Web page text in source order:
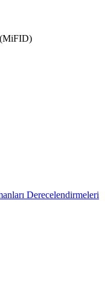
(MiFID)
Derecelendirmeleri